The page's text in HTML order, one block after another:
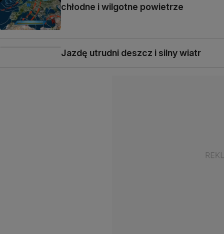
chłodne i wilgotne powietrze
Jazdę utrudni deszcz i silny wiatr